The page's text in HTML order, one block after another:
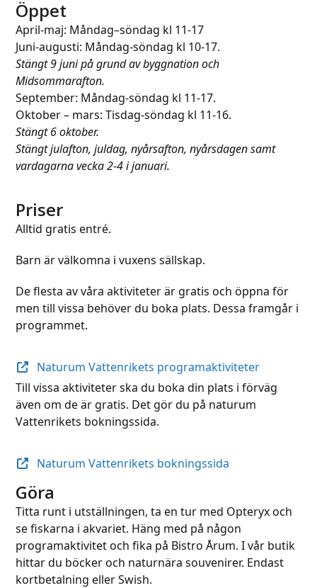
go
to
the
first
slide
Öppet
April-maj: Måndag–söndag kl 11-17
Juni-augusti: Måndag-söndag kl 10-17.
Stängt 9 juni på grund av byggnation och
Midsommarafton.
September: Måndag-söndag kl 11-17.
Oktober – mars: Tisdag-söndag kl 11-16.
Stängt 6 oktober.
Stängt julafton, juldag, nyårsafton, nyårsdagen samt
vardagarna vecka 2-4 i januari.
Priser
Alltid gratis entré.
Barn är välkomna i vuxens sällskap.
De flesta av våra aktiviteter är gratis och öppna för
men till vissa behöver du boka plats. Dessa framgår i
programmet.
Naturum Vattenrikets programaktiviteter
Till vissa aktiviteter ska du boka din plats i förväg
även om de är gratis. Det gör du på naturum
Vattenrikets bokningssida.
Naturum Vattenrikets bokningssida
Göra
Titta runt i utställningen, ta en tur med Opteryx och
se fiskarna i akvariet. Häng med på någon
programaktivitet och fika på Bistro Årum. I vår butik
hittar du böcker och naturnära souvenirer. Endast
kortbetalning eller Swish.